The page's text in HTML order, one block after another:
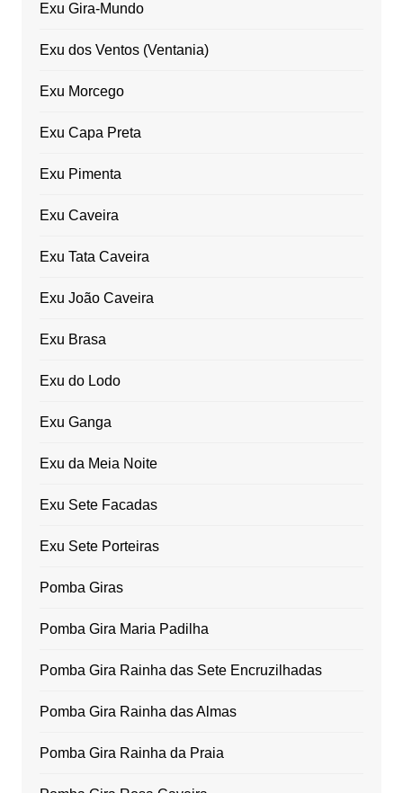
Exu Gira-Mundo
Exu dos Ventos (Ventania)
Exu Morcego
Exu Capa Preta
Exu Pimenta
Exu Caveira
Exu Tata Caveira
Exu João Caveira
Exu Brasa
Exu do Lodo
Exu Ganga
Exu da Meia Noite
Exu Sete Facadas
Exu Sete Porteiras
Pomba Giras
Pomba Gira Maria Padilha
Pomba Gira Rainha das Sete Encruzilhadas
Pomba Gira Rainha das Almas
Pomba Gira Rainha da Praia